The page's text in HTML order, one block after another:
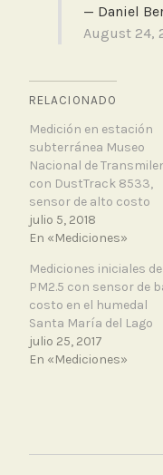
— Daniel
August 24,
RELACIONADO
Medición en estación
subterránea Museo
Nacional de
con DustTrack 8533,
sensor de alto costo
julio 5, 2018
En «Mediciones»
Mediciones iniciales de
PM2.5 con sensor de
costo en el humedal
Santa María del Lago
julio 25, 2017
En «Mediciones»